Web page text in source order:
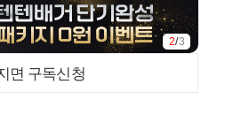
2/3
면 구독신청